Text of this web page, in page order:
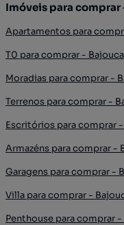
Imóveis para comprar
Apartamentos para
T0 para comprar - Bajouca
Moradias para comprar -
Terrenos para comprar -
Escritórios para comprar
Armazéns para comprar -
Garagens para comprar -
Villa para comprar -
Penthouse para comprar -